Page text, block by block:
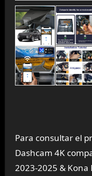
Para consultar el
Dashcam 4K
2023-2025 & Kona